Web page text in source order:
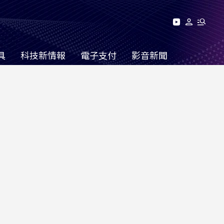
科技新情報 電子支付 影音新聞